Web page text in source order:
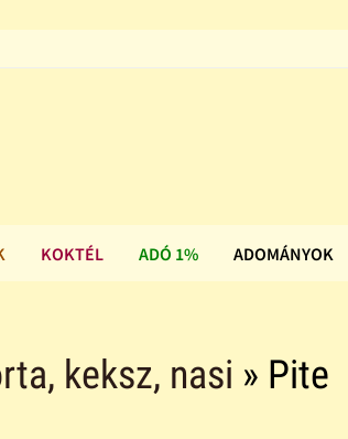
KOKTÉL ADÓ 1% ADOMÁNYOK
keksz, nasi » Pite